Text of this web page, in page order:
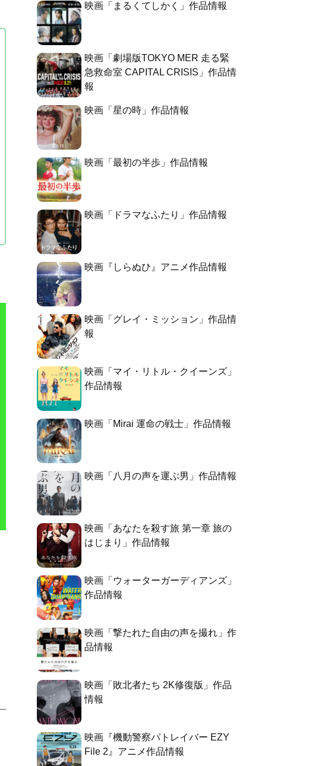
映画「まるくてしかく」作品情報
映画「劇場版TOKYO MER 走る緊
急救命室 CAPITAL CRISIS」作品情
報
映画「星の時」作品情報
映画「最初の半歩」作品情報
映画「ドラマなふたり」作品情報
映画『しらぬひ』アニメ作品情報
映画「グレイ・ミッション」作品情
報
映画「マイ・リトル・クイーンズ」
作品情報
映画「Mirai 運命の戦士」作品情報
映画「八月の声を運ぶ男」作品情報
映画「あなたを殺す旅 第一章 旅の
はじまり」作品情報
映画「ウォーターガーディアンズ」
作品情報
映画「撃たれた自由の声を撮れ」作
品情報
映画「敗北者たち 2K修復版」作品
情報
映画『機動警察パトレイバー EZY
File 2』アニメ作品情報